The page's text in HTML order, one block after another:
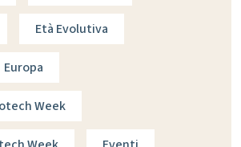
Età Evolutiva
Europa
Week